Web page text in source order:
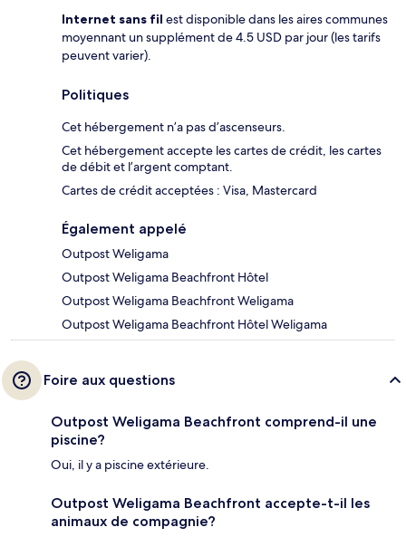
Internet sans fil est disponible dans les aires communes
moyennant un supplément de 4.5 USD par jour (les tarifs
peuvent varier).
Politiques
Cet hébergement n’a pas d’ascenseurs.
Cet hébergement accepte les cartes de crédit, les cartes
de débit et l’argent comptant.
Cartes de crédit acceptées : Visa, Mastercard
Également appelé
Outpost Weligama
Outpost Weligama Beachfront Hôtel
Outpost Weligama Beachfront Weligama
Outpost Weligama Beachfront Hôtel Weligama
Foire aux questions
Outpost Weligama Beachfront comprend-il une
piscine?
Oui, il y a piscine extérieure.
Outpost Weligama Beachfront accepte-t-il les
animaux de compagnie?